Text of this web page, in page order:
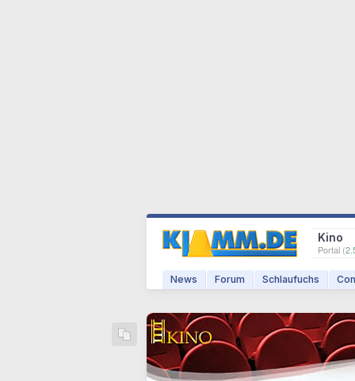
Kino
Portal (
News Forum Schlaufuchs